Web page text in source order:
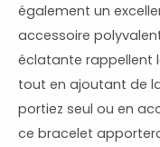
également un
accessoire
éclatante rappellent
tout en ajoutant de
portiez seul ou en
ce bracelet